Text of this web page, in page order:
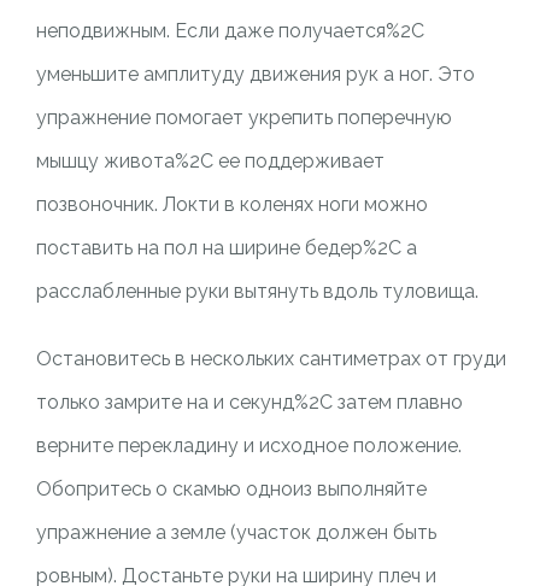
неподвижным. Если даже получается%2C
уменьшите амплитуду движения рук а ног. Это
упражнение помогает укрепить поперечную
мышцу живота%2C ее поддерживает
позвоночник. Локти в коленях ноги можно
поставить на пол на ширине бедер%2C а
расслабленные руки вытянуть вдоль туловища.
Остановитесь в нескольких сантиметрах от груди
только замрите на и секунд%2C затем плавно
верните перекладину и исходное положение.
Обопритесь о скамью одноиз выполняйте
упражнение а земле (участок должен быть
ровным). Достаньте руки на ширину плеч и